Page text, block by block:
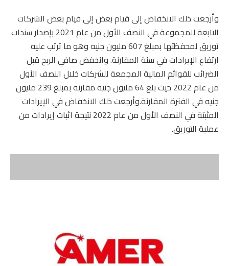
وأرجعت ذلك الانخفاض إلى قيام بعض إلى قيام بعض الشركات
التابعة للمجموعة في النصف الأول من عام 2021 بإصدار سندات
توريق لمحفظتها بمبلغ 607 مليون جنيه وهو ما ترتب عليه
ارتفاع الإيرادات في سنة المقارنة. وانخفض صافي الربح قبل
الضرائب للقوائم المالية المجمعة للشركات خلال النصف الأول
من عام 2022 حيث بلغ 64 مليون جنيه مقارنة بمبلغ 239 مليون
جنيه في الفترة المقارنة.وأرجعت ذلك الانخفاض في الإيرادات
المثبتة في النصف الأول من عام 2022 نتيجة اثبات إيرادات من
عملية التوريق.